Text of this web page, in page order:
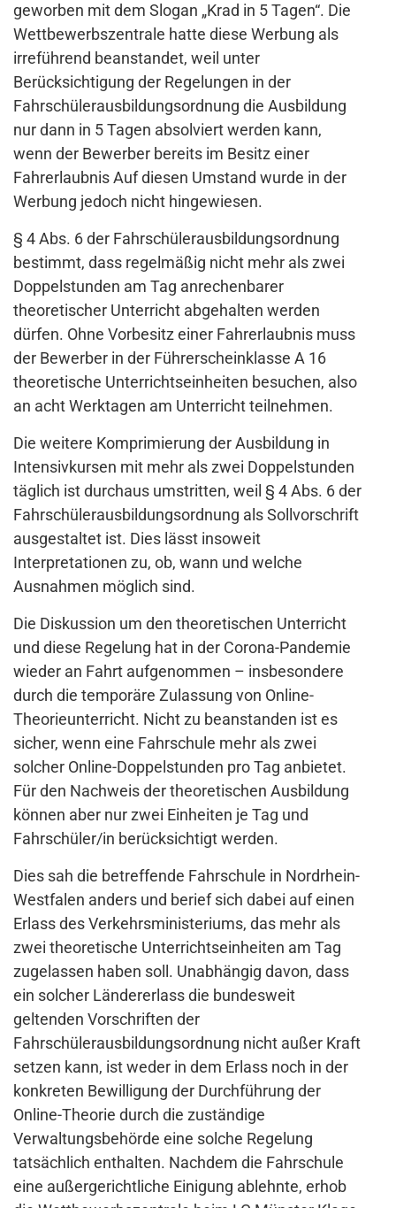
geworben mit dem Slogan „Krad in 5 Tagen“. Die
Wettbewerbszentrale hatte diese Werbung als
irreführend beanstandet, weil unter
Berücksichtigung der Regelungen in der
Fahrschülerausbildungsordnung die Ausbildung
nur dann in 5 Tagen absolviert werden kann,
wenn der Bewerber bereits im Besitz einer
Fahrerlaubnis Auf diesen Umstand wurde in der
Werbung jedoch nicht hingewiesen.
§ 4 Abs. 6 der Fahrschülerausbildungsordnung
bestimmt, dass regelmäßig nicht mehr als zwei
Doppelstunden am Tag anrechenbarer
theoretischer Unterricht abgehalten werden
dürfen. Ohne Vorbesitz einer Fahrerlaubnis muss
der Bewerber in der Führerscheinklasse A 16
theoretische Unterrichtseinheiten besuchen, also
an acht Werktagen am Unterricht teilnehmen.
Die weitere Komprimierung der Ausbildung in
Intensivkursen mit mehr als zwei Doppelstunden
täglich ist durchaus umstritten, weil § 4 Abs. 6 der
Fahrschülerausbildungsordnung als Sollvorschrift
ausgestaltet ist. Dies lässt insoweit
Interpretationen zu, ob, wann und welche
Ausnahmen möglich sind.
Die Diskussion um den theoretischen Unterricht
und diese Regelung hat in der Corona-Pandemie
wieder an Fahrt aufgenommen – insbesondere
durch die temporäre Zulassung von Online-
Theorieunterricht. Nicht zu beanstanden ist es
sicher, wenn eine Fahrschule mehr als zwei
solcher Online-Doppelstunden pro Tag anbietet.
Für den Nachweis der theoretischen Ausbildung
können aber nur zwei Einheiten je Tag und
Fahrschüler/in berücksichtigt werden.
Dies sah die betreffende Fahrschule in Nordrhein-
Westfalen anders und berief sich dabei auf einen
Erlass des Verkehrsministeriums, das mehr als
zwei theoretische Unterrichtseinheiten am Tag
zugelassen haben soll. Unabhängig davon, dass
ein solcher Ländererlass die bundesweit
geltenden Vorschriften der
Fahrschülerausbildungsordnung nicht außer Kraft
setzen kann, ist weder in dem Erlass noch in der
konkreten Bewilligung der Durchführung der
Online-Theorie durch die zuständige
Verwaltungsbehörde eine solche Regelung
tatsächlich enthalten. Nachdem die Fahrschule
eine außergerichtliche Einigung ablehnte, erhob